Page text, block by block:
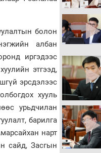
болон
албан
иргэдээс
этгээд,
эрсдэлээс
хууль
урьдчилан
барилга
нарт
сайд, Засгын